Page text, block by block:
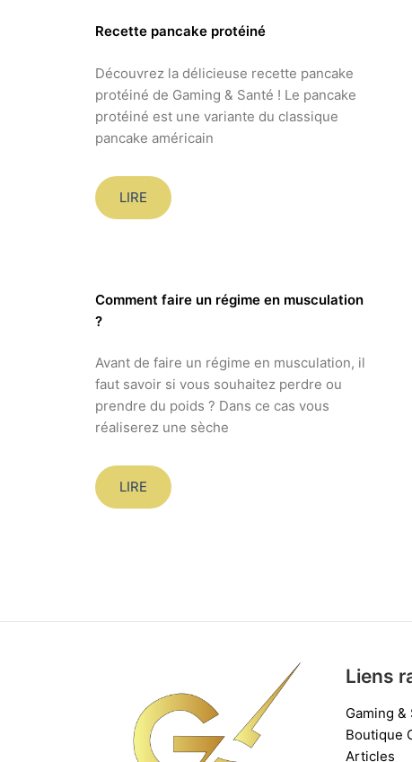
Recette pancake protéiné
Découvrez la délicieuse recette pancake
protéiné de Gaming & Santé ! Le pancake
protéiné est une variante du classique
pancake américain
LIRE
Comment faire un régime en musculation
?
Avant de faire un régime en musculation, il
faut savoir si vous souhaitez perdre ou
prendre du poids ? Dans ce cas vous
réaliserez une sèche
LIRE
Liens
Gaming &
Boutique
Articles